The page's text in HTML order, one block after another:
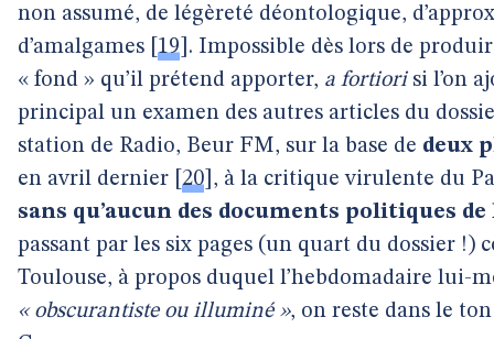
non assumé, de légèreté déontologique,
d’amalgames 19 . Impossible dès lors de
« fond » qu’il prétend apporter, a fortiorisi l’on
principal un examen des autres articles du
station de Radio, Beur FM, sur la base de deux
en avril dernier 20 , à la critique virulente du
sans qu’aucun des documents politiques
passant par les six pages (un quart du dossier !)
Toulouse, à propos duquel l’hebdomadaire lui-
« obscurantiste ou illuminé », on reste dans le